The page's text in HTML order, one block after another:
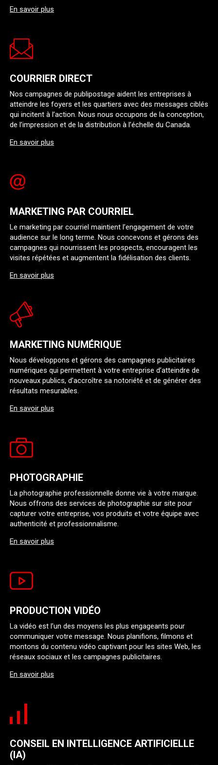
En savoir plus
COURRIER DIRECT
Nos campagnes de publipostage aident les entreprises à
atteindre les foyers et les quartiers avec des messages ciblés
qui incitent à l’action. Nous nous occupons de la conception,
de l’impression et de la distribution à l’échelle du Canada.
En savoir plus
MARKETING PAR COURRIEL
Le marketing par courriel maintient l’engagement de votre
audience sur le long terme. Nous concevons et gérons des
campagnes qui nourrissent les prospects, encouragent les
visites répétées et augmentent la fidélisation des clients.
En savoir plus
MARKETING NUMÉRIQUE
Nous développons et gérons des campagnes publicitaires
numériques qui permettent à votre entreprise d’atteindre de
nouveaux publics, d’accroître sa notoriété et de générer des
résultats mesurables.
En savoir plus
PHOTOGRAPHIE
La photographie professionnelle donne vie à votre marque.
Nous offrons des services de photographie sur site pour
capturer votre entreprise, vos produits et votre équipe avec
authenticité et professionnalisme.
En savoir plus
PRODUCTION VIDÉO
La vidéo est l’un des moyens les plus engageants pour
communiquer votre message. Nous planifions, filmons et
montons du contenu vidéo captivant pour les sites Web, les
réseaux sociaux et les campagnes publicitaires.
En savoir plus
CONSEIL EN INTELLIGENCE ARTIFICIELLE
(IA)